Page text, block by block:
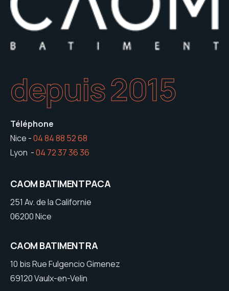
depuis 2015
Téléphone
Nice -04 84 88 52 68
Lyon -04 72 37 36 36
CAOM BATIMENT PACA
251 Av. de la Californie
06200 Nice
CAOM BATIMENT RA
10 bis Rue Fulgencio Gimenez
69120 Vaulx-en-Velin